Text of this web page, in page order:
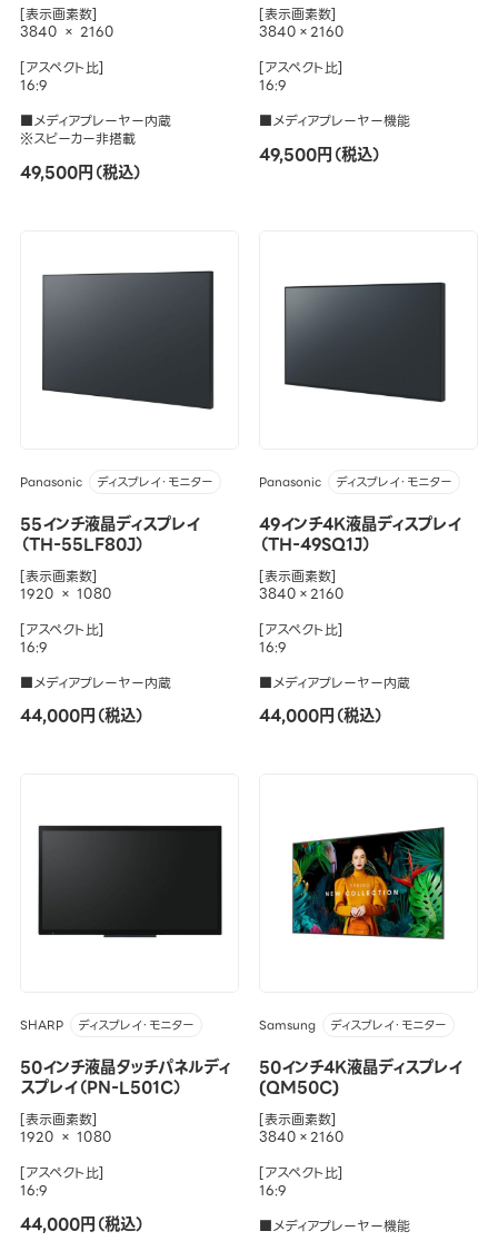
[表示画素数]
3840 × 2160
[アスペクト比]
16:9
■メディアプレーヤー内蔵
※スピーカー非搭載
49,500円（税込）
[表示画素数]
3840×2160
[アスペクト比]
16:9
■メディアプレーヤー機能
49,500円（税込）
Panasonic ディスプレイ・モニター
55インチ液晶ディスプレイ
（TH-55LF80J）
[表示画素数]
1920 × 1080
[アスペクト比]
16:9
■メディアプレーヤー内蔵
44,000円（税込）
Panasonic ディスプレイ・モニター
49インチ4K液晶ディスプレイ
（TH-49SQ1J）
[表示画素数]
3840×2160
[アスペクト比]
16:9
■メディアプレーヤー内蔵
44,000円（税込）
SHARP ディスプレイ・モニター
50インチ液晶タッチパネルディ
スプレイ（PN-L501C）
[表示画素数]
1920 × 1080
[アスペクト比]
16:9
44,000円（税込）
Samsung ディスプレイ・モニター
50インチ4K液晶ディスプレイ
(QM50C)
[表示画素数]
3840×2160
[アスペクト比]
16:9
■メディアプレーヤー機能